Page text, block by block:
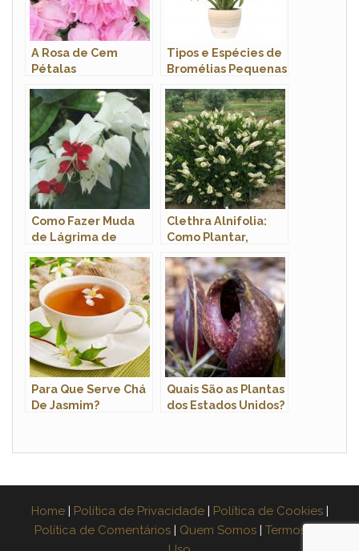
A Rosa de Cem
Pétalas
Tipos e Espécies de
Bromélias Pequenas
Como Fazer Muda
de Lágrima de
Germinar?
Clethra Alnifolia:
Como Plantar,
Mudas e Imagens
Para Que Serve Chá
De Jasmim?
Quais São as Plantas
dos Estados Unidos?
Home | Política de Privacidade | Política de Cookies |
Política de Comentários | Quem Somos | Termos de